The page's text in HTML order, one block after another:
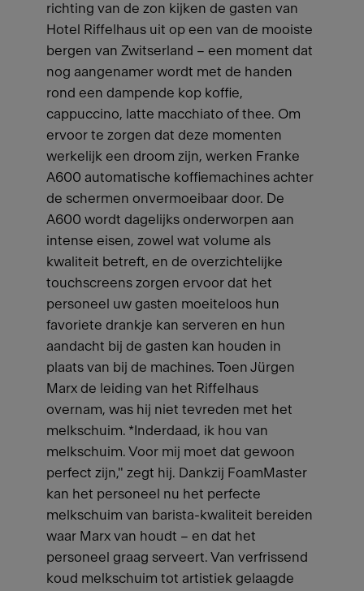
richting van de zon kijken de gasten van
Hotel Riffelhaus uit op een van de mooiste
bergen van Zwitserland – een moment dat
nog aangenamer wordt met de handen
rond een dampende kop koffie,
cappuccino, latte macchiato of thee. Om
ervoor te zorgen dat deze momenten
werkelijk een droom zijn, werken Franke
A600 automatische koffiemachines achter
de schermen onvermoeibaar door. De
A600 wordt dagelijks onderworpen aan
intense eisen, zowel wat volume als
kwaliteit betreft, en de overzichtelijke
touchscreens zorgen ervoor dat het
personeel uw gasten moeiteloos hun
favoriete drankje kan serveren en hun
aandacht bij de gasten kan houden in
plaats van bij de machines. Toen Jürgen
Marx de leiding van het Riffelhaus
overnam, was hij niet tevreden met het
melkschuim. *Inderdaad, ik hou van
melkschuim. Voor mij moet dat gewoon
perfect zijn," zegt hij. Dankzij FoamMaster
kan het personeel nu het perfecte
melkschuim van barista-kwaliteit bereiden
waar Marx van houdt – en dat het
personeel graag serveert. Van verfrissend
koud melkschuim tot artistiek gelaagde